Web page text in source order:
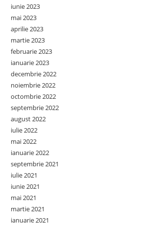
iunie 2023
mai 2023
aprilie 2023
martie 2023
februarie 2023
ianuarie 2023
decembrie 2022
noiembrie 2022
octombrie 2022
septembrie 2022
august 2022
iulie 2022
mai 2022
ianuarie 2022
septembrie 2021
iulie 2021
iunie 2021
mai 2021
martie 2021
ianuarie 2021